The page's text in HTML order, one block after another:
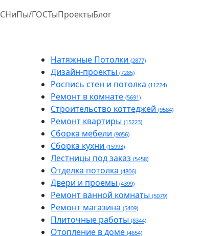
СНиПы/ГОСТыПроектыБлог
Натяжные Потолки (2877)
Дизайн-проекты (7285)
Роспись стен и потолка (11224)
Ремонт в комнате (5691)
Строительство коттеджей (9584)
Ремонт квартиры (15223)
Сборка мебели (9056)
Сборка кухни (15993)
Лестницы под заказ (5458)
Отделка потолка (4806)
Двери и проемы (4399)
Ремонт ванной комнаты (5079)
Ремонт магазина (5409)
Плиточные работы (8344)
Отопление в доме (4654)